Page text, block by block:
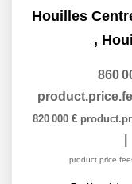
,
860
820 000 €